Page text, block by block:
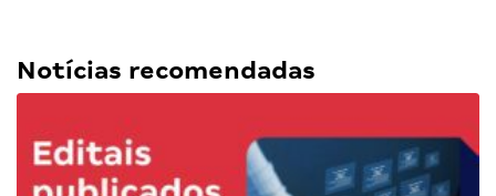
Notícias recomendadas